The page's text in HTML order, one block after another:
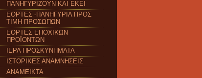
ΠΑΝΗΓΥΡΙΖΟΥΝ ΚΑΙ ΕΚΕΙ
ΕΟΡΤΕΣ -ΠΑΝΗΓΥΡΙΑ ΠΡΟΣ
ΤΙΜΗ ΠΡΟΣΩΠΩΝ
ΕΟΡΤΕΣ ΕΠΟΧΙΚΩΝ
ΠΡΟΪΟΝΤΩΝ
ΙΕΡΑ ΠΡΟΣΚΥΝΗΜΑΤΑ
ΙΣΤΟΡΙΚΕΣ ΑΝΑΜΝΗΣΕΙΣ
ΑΝΑΜΕΙΚΤΑ